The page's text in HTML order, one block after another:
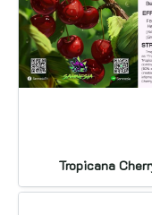
Tropicana